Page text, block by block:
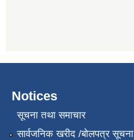
Notices
सूचना तथा समाचार
सार्वजनिक खरीद /बोलपत्र सूचना